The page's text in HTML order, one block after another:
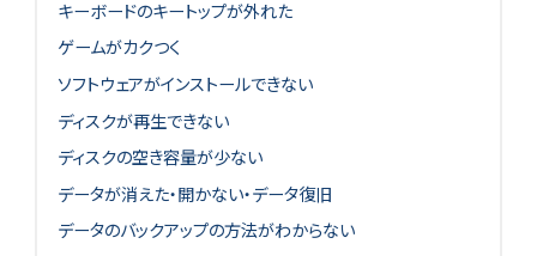
キーボードのキートップが外れた
ゲームがカクつく
ソフトウェアがインストールできない
ディスクが再生できない
ディスクの空き容量が少ない
データが消えた・開かない・データ復旧
データのバックアップの方法がわからない